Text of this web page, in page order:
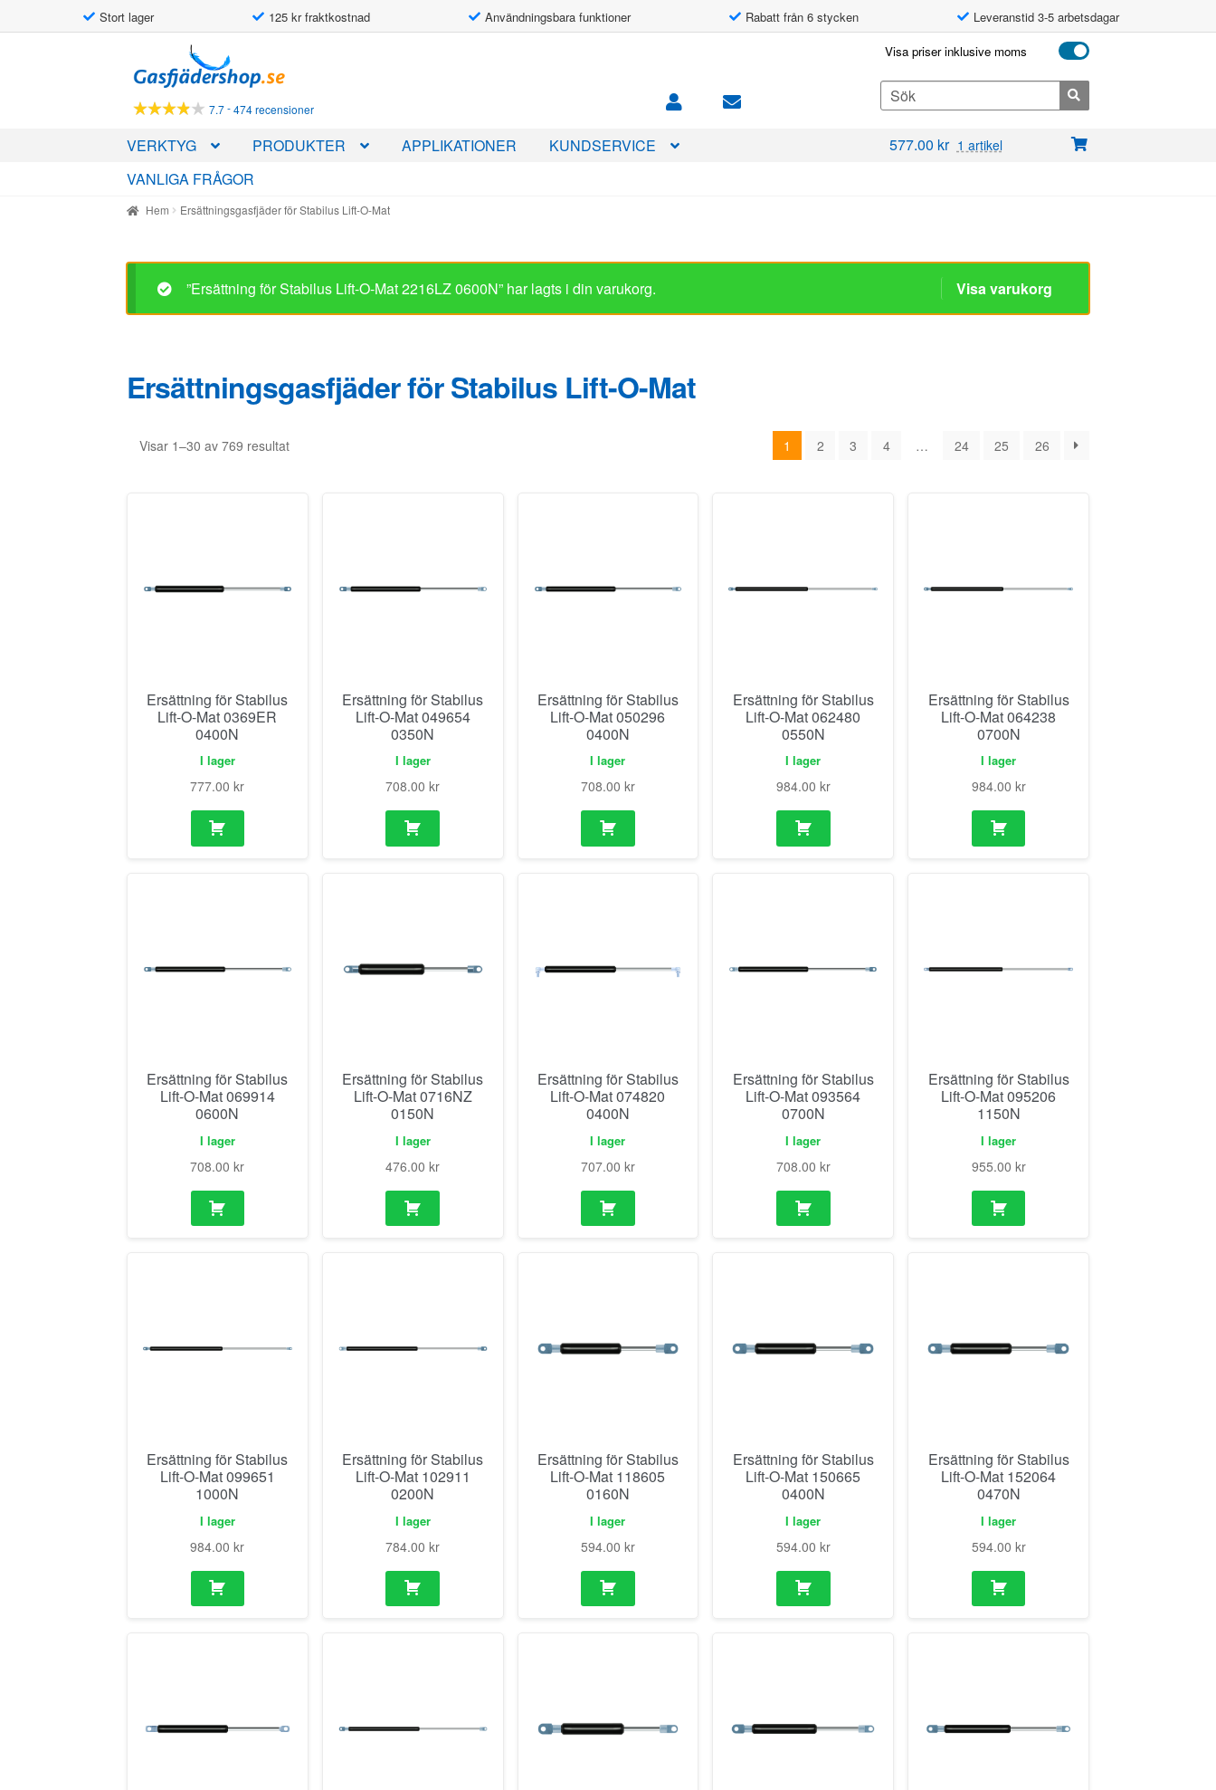
Stort lager 125 kr fraktkostnad Användningsbara funktioner Rabatt från 6 stycken Leveranstid 3-5 arbetsdagar
till
navigering
till
innehåll
7.7-474 recensioner
Visa priser inklusive moms
Search
for:
VERKTYG PRODUKTER APPLIKATIONER
KUNDSERVICE
VANLIGA FRÅGOR
577.00 kr 1 artikel
Hem Ersättningsgasfjäder för Stabilus Lift-O-Mat
”Ersättning för Stabilus Lift-O-Mat 2216LZ 0600N” har lagts i din varukorg. Visa varukorg
Ersättningsgasfjäder för Stabilus Lift-O-Mat
Visar 1–30 av 769 resultat 1 2 3 4 … 24 25 26
Ersättning för Stabilus
Lift-O-Mat 0369ER
0400N
I lager
777.00kr
Ersättning för Stabilus
Lift-O-Mat 049654
0350N
I lager
708.00kr
Ersättning för Stabilus
Lift-O-Mat 050296
0400N
I lager
708.00 kr
Ersättning för Stabilus
Lift-O-Mat 062480
0550N
I lager
984.00 kr
Ersättning för Stabilus
Lift-O-Mat 064238
0700N
I lager
984.00 kr
Ersättning för Stabilus
Lift-O-Mat 069914
0600N
I lager
708.00kr
Ersättning för Stabilus
Lift-O-Mat 0716NZ
0150N
I lager
476.00kr
Ersättning för Stabilus
Lift-O-Mat 074820
0400N
I lager
707.00 kr
Ersättning för Stabilus
Lift-O-Mat 093564
0700N
I lager
708.00 kr
Ersättning för Stabilus
Lift-O-Mat 095206
1150N
I lager
955.00 kr
Ersättning för Stabilus
Lift-O-Mat 099651
1000N
I lager
984.00kr
Ersättning för Stabilus
Lift-O-Mat 102911
0200N
I lager
784.00kr
Ersättning för Stabilus
Lift-O-Mat 118605
0160N
I lager
594.00 kr
Ersättning för Stabilus
Lift-O-Mat 150665
0400N
I lager
594.00 kr
Ersättning för Stabilus
Lift-O-Mat 152064
0470N
I lager
594.00 kr